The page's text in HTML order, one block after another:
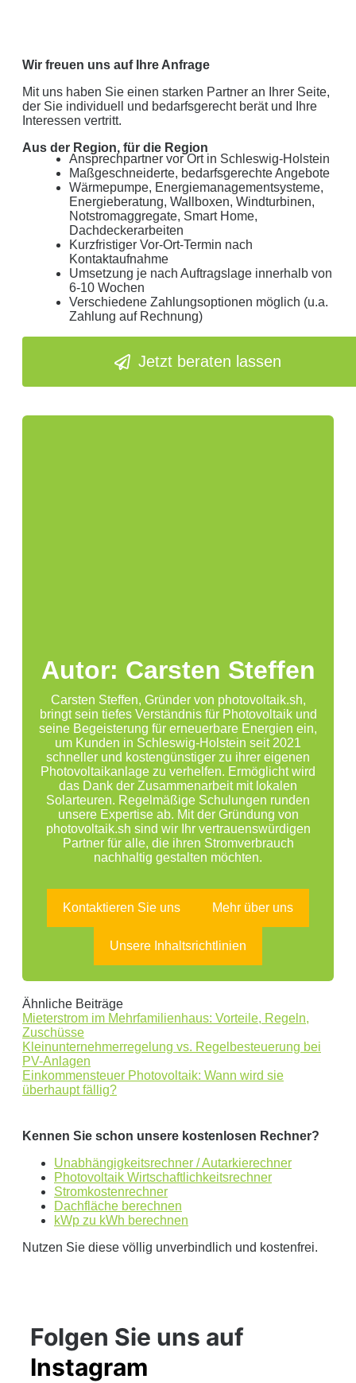
Keine Newsletter oder Spam
Wir freuen uns auf Ihre Anfrage
Mit uns haben Sie einen starken Partner an Ihrer Seite,
der Sie individuell und bedarfsgerecht berät und Ihre
Interessen vertritt.
Aus der Region, für die Region
Ansprechpartner vor Ort in Schleswig-Holstein
Maßgeschneiderte, bedarfsgerechte Angebote
Wärmepumpe, Energiemanagementsysteme,
Energieberatung, Wallboxen, Windturbinen,
Notstromaggregate, Smart Home,
Dachdeckerarbeiten
Kurzfristiger Vor-Ort-Termin nach
Kontaktaufnahme
Umsetzung je nach Auftragslage innerhalb von
6-10 Wochen
Verschiedene Zahlungsoptionen möglich (u.a.
Zahlung auf Rechnung)
Jetzt beraten lassen
Autor: Carsten Steffen
Carsten Steffen, Gründer von photovoltaik.sh,
bringt sein tiefes Verständnis für Photovoltaik und
seine Begeisterung für erneuerbare Energien ein,
um Kunden in Schleswig-Holstein seit 2021
schneller und kostengünstiger zu ihrer eigenen
Photovoltaikanlage zu verhelfen. Ermöglicht wird
das Dank der Zusammenarbeit mit lokalen
Solarteuren. Regelmäßige Schulungen runden
unsere Expertise ab. Mit der Gründung von
photovoltaik.sh sind wir Ihr vertrauenswürdigen
Partner für alle, die ihren Stromverbrauch
nachhaltig gestalten möchten.
Kontaktieren Sie uns Mehr über uns
Unsere Inhaltsrichtlinien
Ähnliche Beiträge
Mieterstrom im Mehrfamilienhaus: Vorteile, Regeln,
Zuschüsse
Kleinunternehmerregelung vs. Regelbesteuerung bei
PV-Anlagen
Einkommensteuer Photovoltaik: Wann wird sie
überhaupt fällig?
Kennen Sie schon unsere kostenlosen Rechner?
Unabhängigkeitsrechner / Autarkierechner
Photovoltaik Wirtschaftlichkeitsrechner
Stromkostenrechner
Dachfläche berechnen
kWp zu kWh berechnen
Nutzen Sie diese völlig unverbindlich und kostenfrei.
Folgen Sie uns auf
Instagram